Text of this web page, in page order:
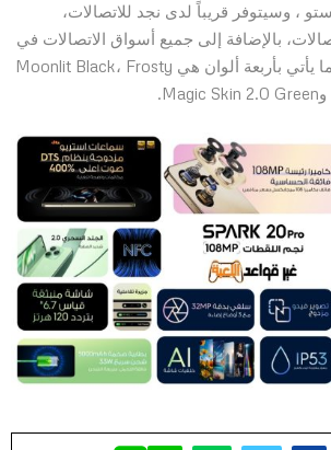
، وسيتوفر قريباً لدى نجد للاتصالات،
بالإضافة إلى جميع أسواق الاتصالات في
جميع أنحاء المملكة. كما يأتي بأربعة ألوان هي Moonlit Black، Frosty